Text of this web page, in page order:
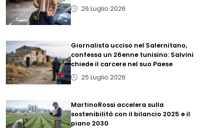
26 Luglio 2026
Giornalista ucciso nel Salernitano,
confessa un 26enne tunisino: Salvini
chiede il carcere nel suo Paese
25 Luglio 2026
MartinoRossi accelera sulla
sostenibilità con il bilancio 2025 e il
piano 2030